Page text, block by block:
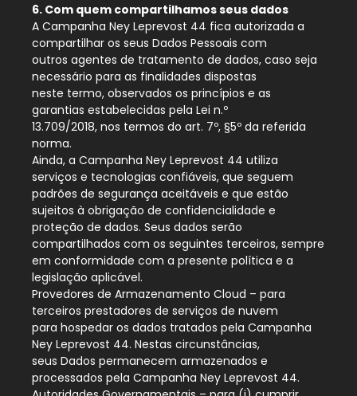
6. Com quem compartilhamos seus dados
A Campanha Ney Leprevost 44 fica autorizada a
compartilhar os seus Dados Pessoais com
outros agentes de tratamento de dados, caso seja
necessário para as finalidades dispostas
neste termo, observados os princípios e as
garantias estabelecidas pela Lei n.º
13.709/2018, nos termos do art. 7º, §5º da referida
norma.
Ainda, a Campanha Ney Leprevost 44 utiliza
serviços e tecnologias confiáveis, que seguem
padrões de segurança aceitáveis e que estão
sujeitos à obrigação de confidencialidade e
proteção de dados. Seus dados serão
compartilhados com os seguintes terceiros, sempre
em conformidade com a presente política e a
legislação aplicável.
Provedores de Armazenamento Cloud – para
terceiros prestadores de serviços de nuvem
para hospedar os dados tratados pela Campanha
Ney Leprevost 44. Nestas circunstâncias,
seus Dados permanecem armazenados e
processados pela Campanha Ney Leprevost 44.